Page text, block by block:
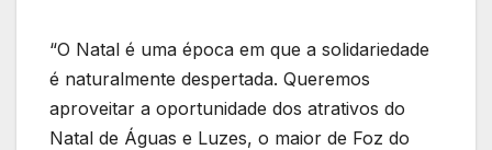
“O Natal é uma época em que a solidariedade
é naturalmente despertada. Queremos
aproveitar a oportunidade dos atrativos do
Natal de Águas e Luzes, o maior de Foz do